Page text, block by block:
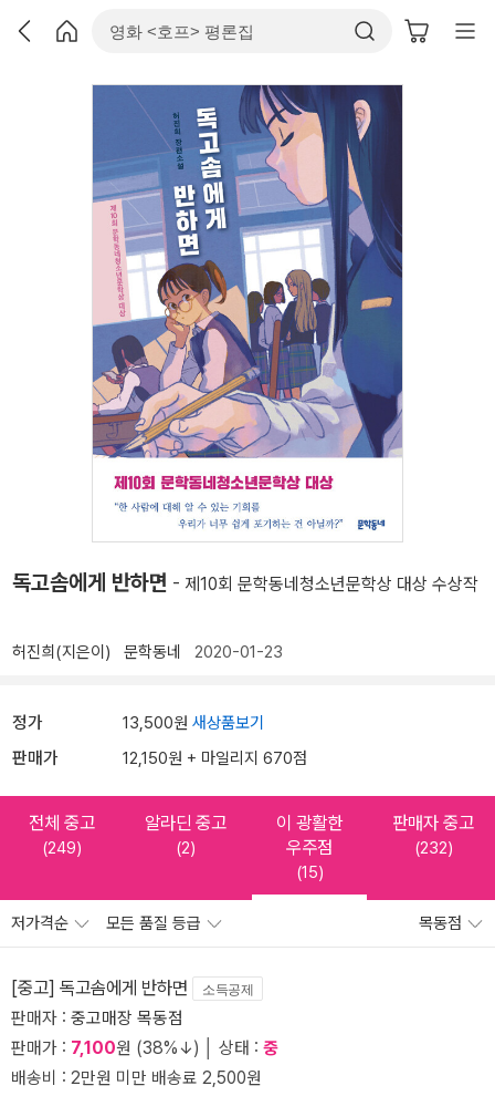
독고솜에게 반하면 - 제10회 문학동네청소년문학상 대상 수상작
허진희(지은이) 문학동네 2020-01-23
정가 13,500원 새상품보기
판매가 12,150원 + 마일리지 670점
전체 중고
(249)
알라딘 중고
(2)
이 광활한
우주점
(15)
판매자 중고
(232)
저가격순 모든 품질 등급 목동점
[중고] 독고솜에게 반하면 소득공제
판매자 : 중고매장 목동점
판매가 : 7,100원 (38%↓) │ 상태 : 중
배송비 : 2만원 미만 배송료 2,500원